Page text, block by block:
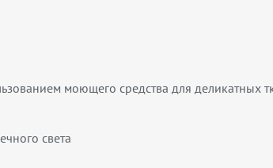
моющего средства для деликатных
света